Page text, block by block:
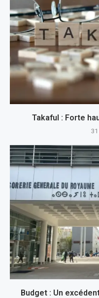
Takaful : Forte
Budget : Un